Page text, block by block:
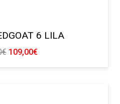
6 LILA
€ El
precio
109,00€El
precio